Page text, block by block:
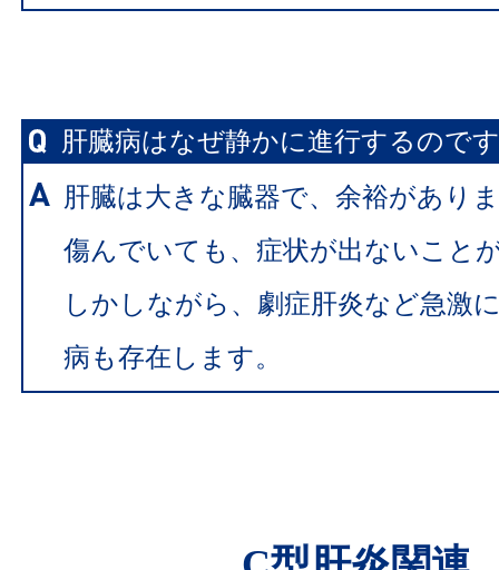
肝臓病はなぜ静かに進行するので
肝臓は大きな臓器で、余裕があり
傷んでいても、症状が出ないこと
しかしながら、劇症肝炎など急激
病も存在します。